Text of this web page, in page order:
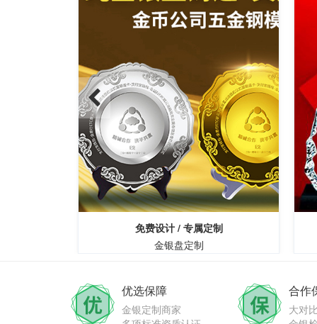
免费设计 / 专属定制
金银盘定制
优选保障
金银定制商家
合作
大对